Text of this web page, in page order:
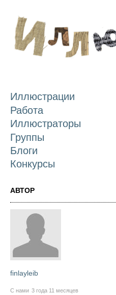
Иллюстрации
Работа
Иллюстраторы
Группы
Блоги
Конкурсы
АВТОР
finlayleib
С нами 3 года 11 месяцев